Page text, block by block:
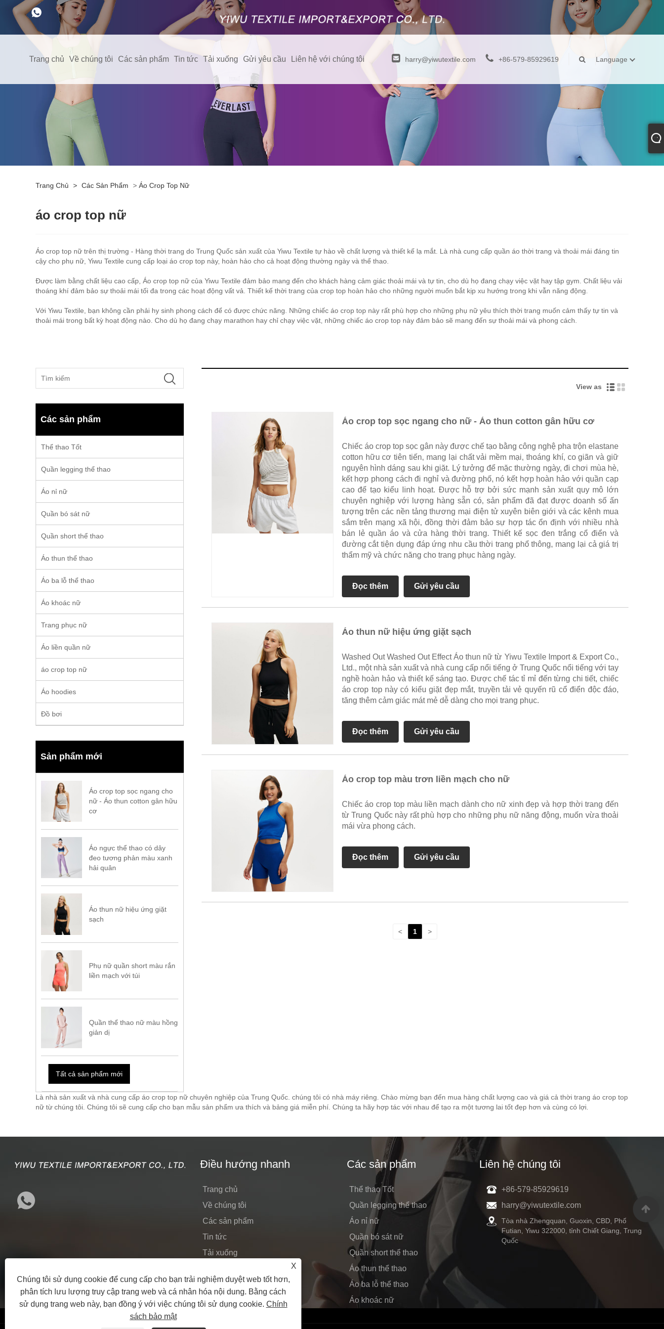
Trang chủ Về chúng tôi Các sản phẩm Tin tức Tải xuống Gửi yêu cầu Liên hệ với chúng tôi harry@yiwutextile.com +86-579-85929619 Language
Trang Chủ > Các Sản Phẩm > Áo Crop Top Nữ
áo crop top nữ
Áo crop top nữ trên thị trường - Hàng thời trang do Trung Quốc sản xuất của Yiwu Textile tự hào về chất lượng và thiết kế lạ mắt. Là nhà cung cấp quần áo thời trang và thoải mái đáng tin
cậy cho phụ nữ, Yiwu Textile cung cấp loại áo crop top này, hoàn hảo cho cả hoạt động thường ngày và thể thao.
Được làm bằng chất liệu cao cấp, Áo crop top nữ của Yiwu Textile đảm bảo mang đến cho khách hàng cảm giác thoải mái và tự tin, cho dù họ đang chạy việc vặt hay tập gym. Chất liệu vải
thoáng khí đảm bảo sự thoải mái tối đa trong các hoạt động vất vả. Thiết kế thời trang của crop top hoàn hảo cho những người muốn bắt kịp xu hướng trong khi vẫn năng động.
Với Yiwu Textile, bạn không cần phải hy sinh phong cách để có được chức năng. Những chiếc áo crop top này rất phù hợp cho những phụ nữ yêu thích thời trang muốn cảm thấy tự tin và
thoải mái trong bất kỳ hoạt động nào. Cho dù họ đang chạy marathon hay chỉ chạy việc vặt, những chiếc áo crop top này đảm bảo sẽ mang đến sự thoải mái và phong cách.
Các sản phẩm
Thể thao Tốt
Quần legging thể thao
Áo nỉ nữ
Quần bó sát nữ
Quần short thể thao
Áo thun thể thao
Áo ba lỗ thể thao
Áo khoác nữ
Trang phục nữ
Áo liền quần nữ
áo crop top nữ
Áo hoodies
Đồ bơi
Sản phẩm mới
Áo crop top sọc ngang cho
nữ - Áo thun cotton gân hữu
cơ
Áo ngực thể thao có dây
đeo tương phản màu xanh
hải quân
Áo thun nữ hiệu ứng giặt
sạch
Phụ nữ quần short màu rắn
liền mạch với túi
Quần thể thao nữ màu hồng
giản dị
Tất cả sản phẩm mới
View as
Áo crop top sọc ngang cho nữ - Áo thun cotton gân hữu cơ
Chiếc áo crop top sọc gân này được chế tạo bằng công nghệ pha trộn elastane
cotton hữu cơ tiên tiến, mang lại chất vải mềm mại, thoáng khí, co giãn và giữ
nguyên hình dáng sau khi giặt. Lý tưởng để mặc thường ngày, đi chơi mùa hè,
kết hợp phong cách đi nghỉ và đường phố, nó kết hợp hoàn hảo với quần cạp
cao để tạo kiểu linh hoạt. Được hỗ trợ bởi sức mạnh sản xuất quy mô lớn
chuyên nghiệp với lượng hàng sẵn có, sản phẩm đã đạt được doanh số ấn
tượng trên các nền tảng thương mại điện tử xuyên biên giới và các kênh mua
sắm trên mạng xã hội, đồng thời đảm bảo sự hợp tác ổn định với nhiều nhà
bán lẻ quần áo và cửa hàng thời trang. Thiết kế sọc đen trắng cổ điển và
đường cắt tiện dụng đáp ứng nhu cầu thời trang phổ thông, mang lại cả giá trị
thẩm mỹ và chức năng cho trang phục hàng ngày.
Đọc thêm Gửi yêu cầu
Áo thun nữ hiệu ứng giặt sạch
Washed Out Washed Out Effect Áo thun nữ từ Yiwu Textile Import & Export Co.,
Ltd., một nhà sản xuất và nhà cung cấp nổi tiếng ở Trung Quốc nổi tiếng với tay
nghề hoàn hảo và thiết kế sáng tạo. Được chế tác tỉ mỉ đến từng chi tiết, chiếc
áo crop top này có kiểu giặt đẹp mắt, truyền tải vẻ quyến rũ cổ điển độc đáo,
tăng thêm cảm giác mát mẻ dễ dàng cho mọi trang phục.
Đọc thêm Gửi yêu cầu
Áo crop top màu trơn liền mạch cho nữ
Chiếc áo crop top màu liền mạch dành cho nữ xinh đẹp và hợp thời trang đến
từ Trung Quốc này rất phù hợp cho những phụ nữ năng động, muốn vừa thoải
mái vừa phong cách.
Đọc thêm Gửi yêu cầu
< 1 >
Là nhà sản xuất và nhà cung cấp áo crop top nữ chuyên nghiệp của Trung Quốc. chúng tôi có nhà máy riêng. Chào mừng bạn đến mua hàng chất lượng cao và giá cả thời trang áo crop top
nữ từ chúng tôi. Chúng tôi sẽ cung cấp cho bạn mẫu sản phẩm ưa thích và bảng giá miễn phí. Chúng ta hãy hợp tác với nhau để tạo ra một tương lai tốt đẹp hơn và cùng có lợi.
X
Chúng tôi sử dụng cookie để cung cấp cho bạn trải nghiệm duyệt web tốt hơn,
phân tích lưu lượng truy cập trang web và cá nhân hóa nội dung. Bằng cách
sử dụng trang web này, bạn đồng ý với việc chúng tôi sử dụng cookie. Chính
sách bảo mật
Điều hướng nhanh
Trang chủ
Về chúng tôi
Các sản phẩm
Tin tức
Tải xuống
Liên hệ với chúng tôi
Các sản phẩm
Thể thao Tốt
Quần legging thể thao
Áo nỉ nữ
Quần bó sát nữ
Quần short thể thao
Áo thun thể thao
Áo ba lỗ thể thao
Áo khoác nữ
Liên hệ chúng tôi
+86-579-85929619
harry@yiwutextile.com
Tòa nhà Zhengquan, Guoxin, CBD, Phố
Futian, Yiwu 322000, tỉnh Chiết Giang, Trung
Quốc